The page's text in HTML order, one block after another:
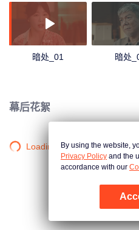
暗处_01 暗处
幕后花絮
Loading…By using the website,
Privacy Policy and the
accordance with our